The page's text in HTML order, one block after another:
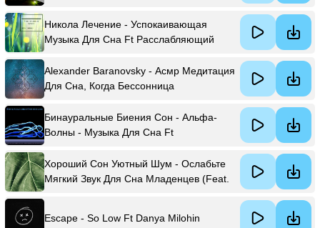
Никола Лечение - Успокаивающая
Музыка Для Сна Ft Расслабляющий
Alexander Baranovsky - Асмр Медитация
Для Сна, Когда Бессонница
Бинауральные Биения Сон - Альфа-
Волны - Музыка Для Сна Ft
Спящая Музыка
Хороший Сон Уютный Шум - Ослабьте
Мягкий Звук Для Сна Младенцев (Feat.
Escape - So Low Ft Danya Milohin